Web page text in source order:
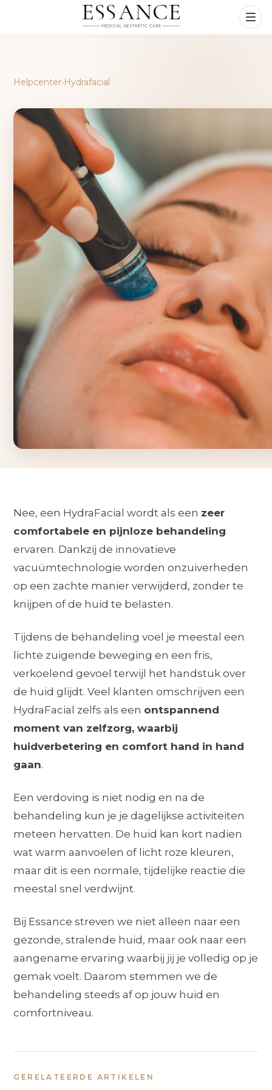
Helpcenter›Hydrafacial
Nee, een HydraFacial wordt als een zeer
comfortabele en pijnloze behandeling
ervaren. Dankzij de innovatieve
vacuümtechnologie worden onzuiverheden
op een zachte manier verwijderd, zonder te
knijpen of de huid te belasten.
Tijdens de behandeling voel je meestal een
lichte zuigende beweging en een fris,
verkoelend gevoel terwijl het handstuk over
de huid glijdt. Veel klanten omschrijven een
HydraFacial zelfs als een ontspannend
moment van zelfzorg, waarbij
huidverbetering en comfort hand in hand
gaan.
Een verdoving is niet nodig en na de
behandeling kun je je dagelijkse activiteiten
meteen hervatten. De huid kan kort nadien
wat warm aanvoelen of licht roze kleuren,
maar dit is een normale, tijdelijke reactie die
meestal snel verdwijnt.
Bij Essance streven we niet alleen naar een
gezonde, stralende huid, maar ook naar een
aangename ervaring waarbij jij je volledig op je
gemak voelt. Daarom stemmen we de
behandeling steeds af op jouw huid en
comfortniveau.
GERELATEERDE ARTIKELEN